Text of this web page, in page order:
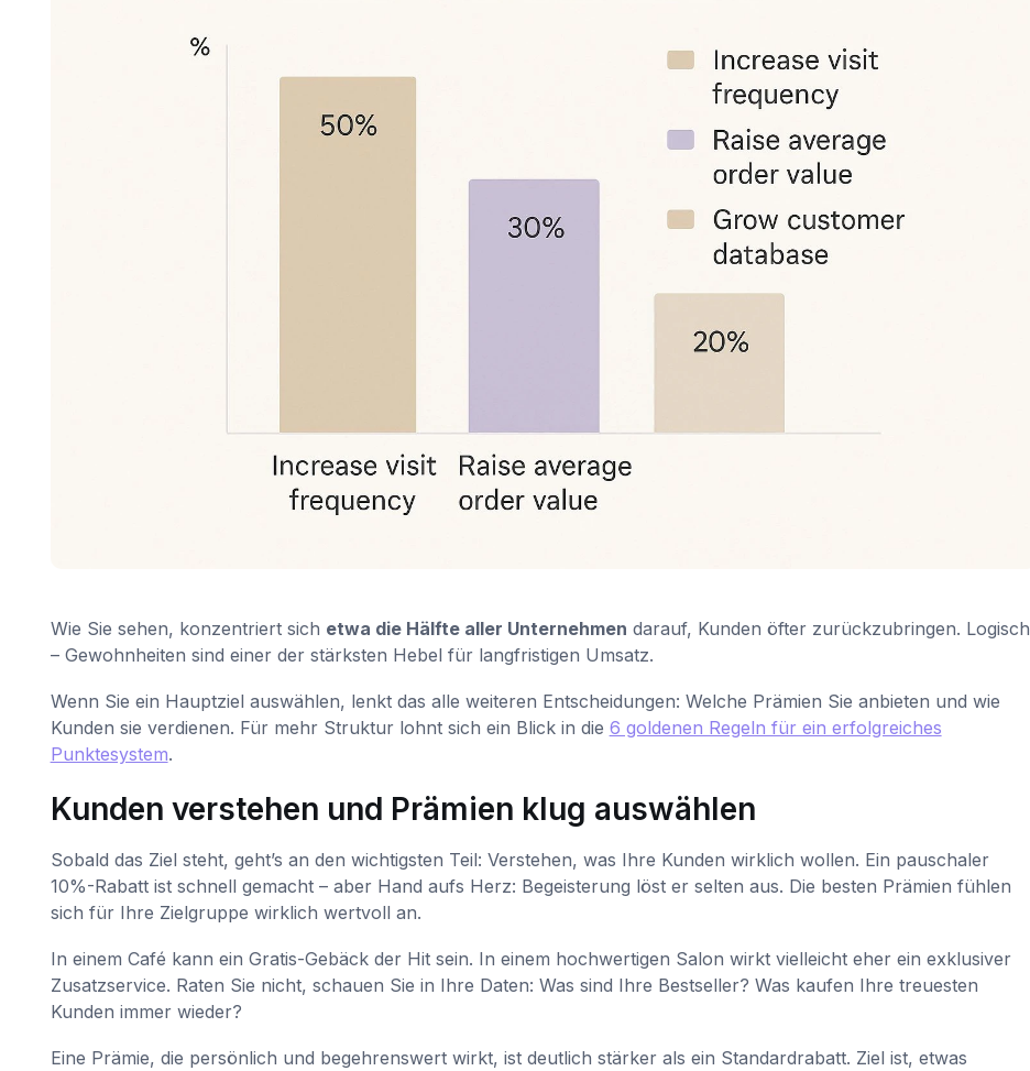
Wie Sie sehen, konzentriert sich etwa die Hälfte aller Unternehmen darauf, Kunden öfter zurückzubringen. Logisch
– Gewohnheiten sind einer der stärksten Hebel für langfristigen Umsatz.
Wenn Sie ein Hauptziel auswählen, lenkt das alle weiteren Entscheidungen: Welche Prämien Sie anbieten und wie
Kunden sie verdienen. Für mehr Struktur lohnt sich ein Blick in die 6 goldenen Regeln für ein erfolgreiches
Punktesystem.
Kunden verstehen und Prämien klug auswählen
Sobald das Ziel steht, geht’s an den wichtigsten Teil: Verstehen, was Ihre Kunden wirklich wollen. Ein pauschaler
10%-Rabatt ist schnell gemacht – aber Hand aufs Herz: Begeisterung löst er selten aus. Die besten Prämien fühlen
sich für Ihre Zielgruppe wirklich wertvoll an.
In einem Café kann ein Gratis-Gebäck der Hit sein. In einem hochwertigen Salon wirkt vielleicht eher ein exklusiver
Zusatzservice. Raten Sie nicht, schauen Sie in Ihre Daten: Was sind Ihre Bestseller? Was kaufen Ihre treuesten
Kunden immer wieder?
Eine Prämie, die persönlich und begehrenswert wirkt, ist deutlich stärker als ein Standardrabatt. Ziel ist, etwas